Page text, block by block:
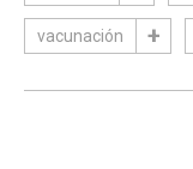
vacunación